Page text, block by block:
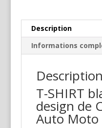
Description
Informations
Description
T-SHIRT
design de
Auto Moto